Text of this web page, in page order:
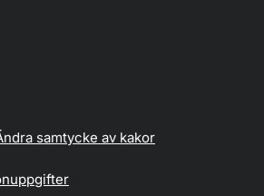
samtycke av kakor